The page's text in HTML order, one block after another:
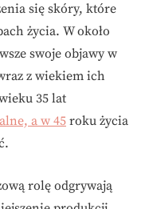
się skóry, które
życia. W około
swoje objawy w
z wiekiem ich
35 lat
a w 45 roku życia
rolę odgrywają